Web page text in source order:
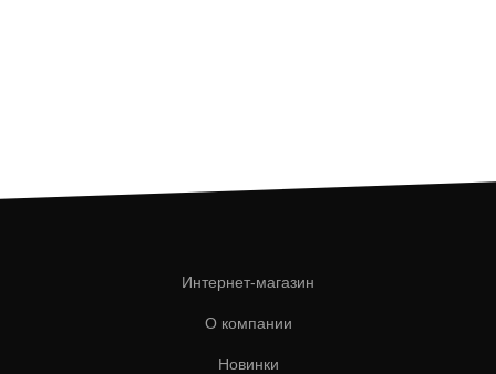
Интернет-магазин
О компании
Новинки